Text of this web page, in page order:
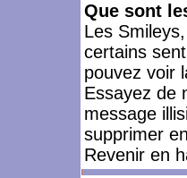
Que sont
Les
certains
pouvez voir
Essayez de
message
supprimer
Revenir en